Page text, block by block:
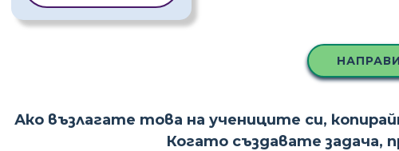
Ако възлагате това на учениците си,
Когато създавате задача,